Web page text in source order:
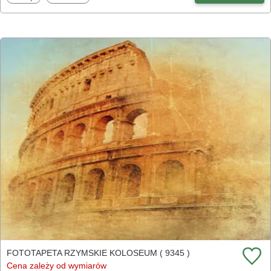
FOTOTAPETA RZYMSKIE KOLOSEUM ( 9345 )
Cena zależy od wymiarów